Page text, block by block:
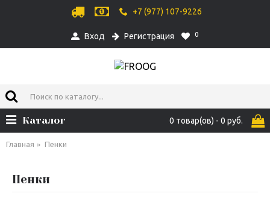
+7 (977) 107-9226
Вход Регистрация 0
0 товар(ов) - 0 руб.
Каталог
Главная Пенки
Пенки